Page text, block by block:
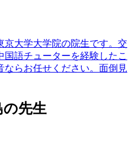
大学大学院の院生です。交
語チューターを経験したこ
ならお任せください。面倒見
の先生